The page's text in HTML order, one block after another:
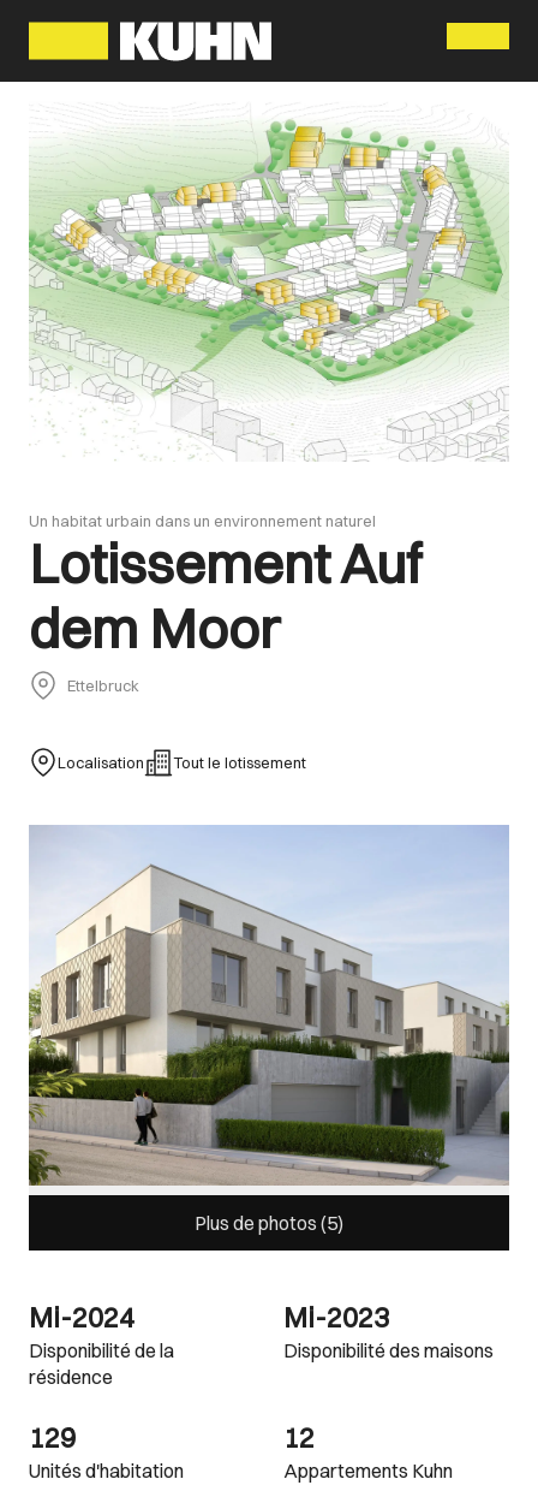
Un habitat urbain dans un environnement naturel
Lotissement Auf
dem Moor
Ettelbruck
Localisation Tout le lotissement
Plus de photos (5)
Mi-2024
Disponibilité de la
résidence
Mi-2023
Disponibilité des maisons
129
Unités d'habitation
12
Appartements Kuhn
Menu